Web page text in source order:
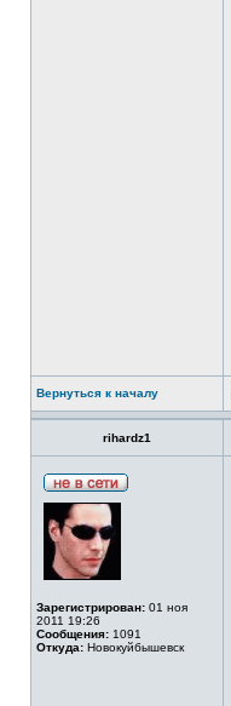
Вернуться к началу
rihardz1
Зарегистрирован: 01 ноя
2011 19:26
Сообщения: 1091
Откуда: Новокуйбышевск